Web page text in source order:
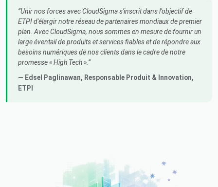
Unir nos forces avec CloudSigma s'inscrit dans l'objectif de
ETPI d'élargir notre réseau de partenaires mondiaux de premier
plan. Avec CloudSigma, nous sommes en mesure de fournir un
large éventail de produits et services fiables et de répondre aux
besoins numériques de nos clients dans le cadre de notre
promesse « High Tech ».
— Edsel Paglinawan, Responsable Produit & Innovation,
ETPI